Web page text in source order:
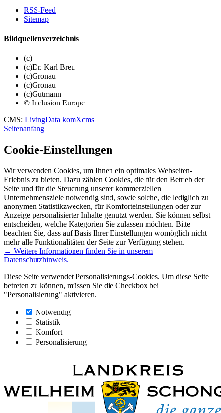
RSS-Feed
Sitemap
Bildquellenverzeichnis
(c)
(c)Dr. Karl Breu
(c)Gronau
(c)Gronau
(c)Gutmann
© Inclusion Europe
CMS: LivingData komXcms
Seitenanfang
Cookie-Einstellungen
Wir verwenden Cookies, um Ihnen ein optimales Webseiten-
Erlebnis zu bieten. Dazu zählen Cookies, die für den Betrieb der
Seite und für die Steuerung unserer kommerziellen
Unternehmensziele notwendig sind, sowie solche, die lediglich zu
anonymen Statistikzwecken, für Komforteinstellungen oder zur
Anzeige personalisierter Inhalte genutzt werden. Sie können selbst
entscheiden, welche Kategorien Sie zulassen möchten. Bitte
beachten Sie, dass auf Basis Ihrer Einstellungen womöglich nicht
mehr alle Funktionalitäten der Seite zur Verfügung stehen.
→ Weitere Informationen finden Sie in unserem
Datenschutzhinweis.
Diese Seite verwendet Personalisierungs-Cookies. Um diese Seite
betreten zu können, müssen Sie die Checkbox bei
"Personalisierung" aktivieren.
Notwendig
Statistik
Komfort
Personalisierung